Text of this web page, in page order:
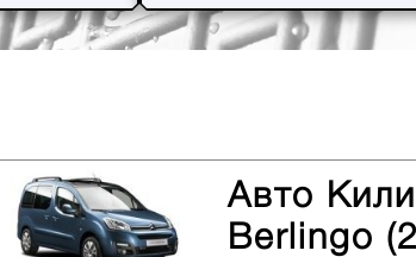
Авто
Berlingo